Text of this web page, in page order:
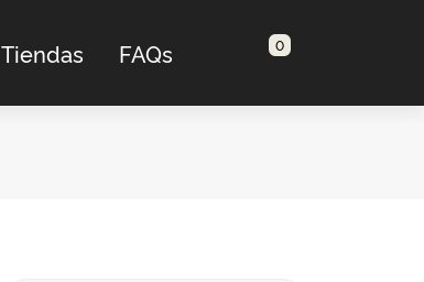
Tiendas FAQs 0